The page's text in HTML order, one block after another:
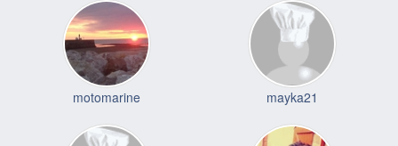
motomarine mayka21